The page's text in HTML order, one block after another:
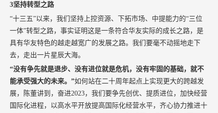
3坚持转型之路
“十三五”以来，我们坚持上控资源、下拓市场、中提能力的“三位
一体”转型之路，事实证明这是一条符合华友实际的成长之路，是
具有华友特色的越走越宽广的发展之路。我们要毫不动摇地走下
去，走出一片星辰大海。
“没有争先就是退步、没有进位就是危机，没有牢固的基础，就不
能承受强大的未来。”如何站在二十周年起点上实现更大的跨越发
展，陈董讲到，奋进2023，我们要争先创优、提质进位，加快经营
国际化进程，以高水平开放提高国际化经营水平，齐心协力推进十